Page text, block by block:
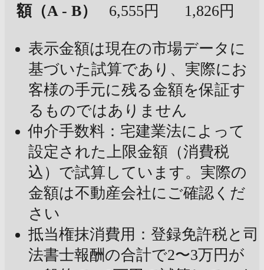
額（A - B）
6,555円
1,826円
表示金額は現在の市場データに
基づいた試算であり、実際にお
客様の手元に残る金額を保証す
るものではありません
仲介手数料：宅建業法によって
設定された上限金額（消費税
込）で試算しています。実際の
金額は不動産会社にご確認くだ
さい
抵当権抹消費用：登録免許税と司
法書士報酬の合計で2〜3万円が